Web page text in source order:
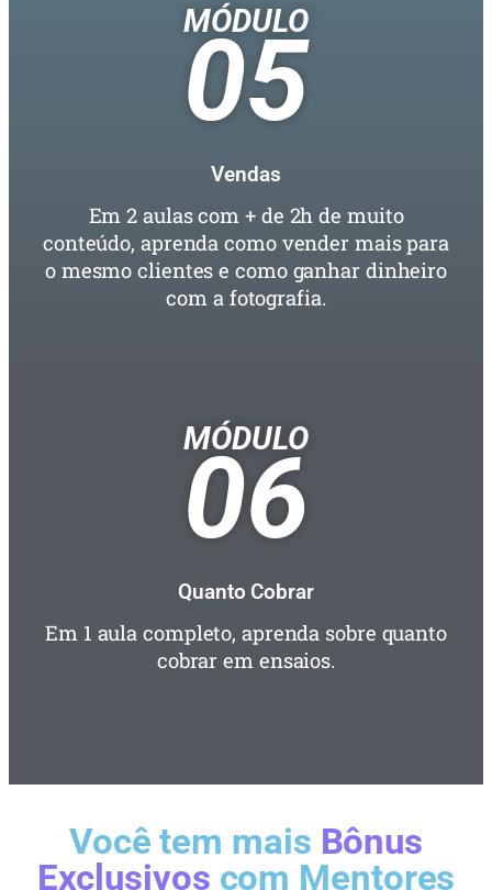
MÓDULO
05
Vendas
Em 2 aulas com + de 2h de muito
conteúdo, aprenda como vender mais para
o mesmo clientes e como ganhar dinheiro
com a fotografia.
MÓDULO
06
Quanto Cobrar
Em 1 aula completo, aprenda sobre quanto
cobrar em ensaios.
Você tem mais Bônus
Exclusivos com Mentores